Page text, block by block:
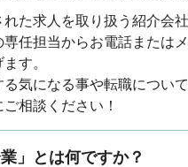
た求人を取り扱う紹介会
任担当からお電話または
す。
気になる事や転職につい
相談ください！
」とは何ですか？